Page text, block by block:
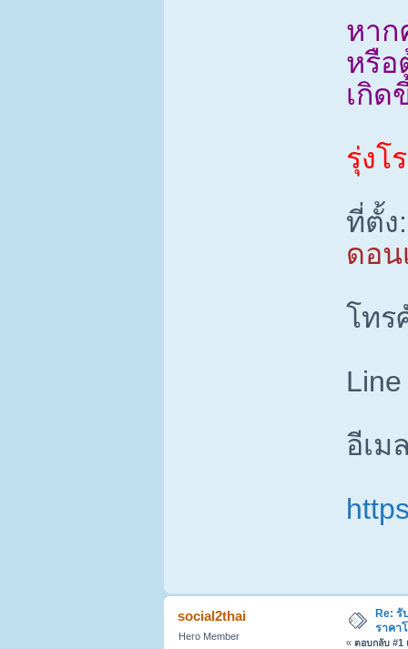
หาก
หรือ
เกิด
รุ่งโ
ที่ตั้ง:
ดอน
โทร
อีเม
social2thai
Hero Member
Re: รั
ราคา
« ตอบกลับ #1